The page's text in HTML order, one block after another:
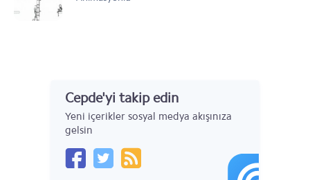
Cepde'yi takip edin
Yeni içerikler sosyal medya akışınıza
gelsin